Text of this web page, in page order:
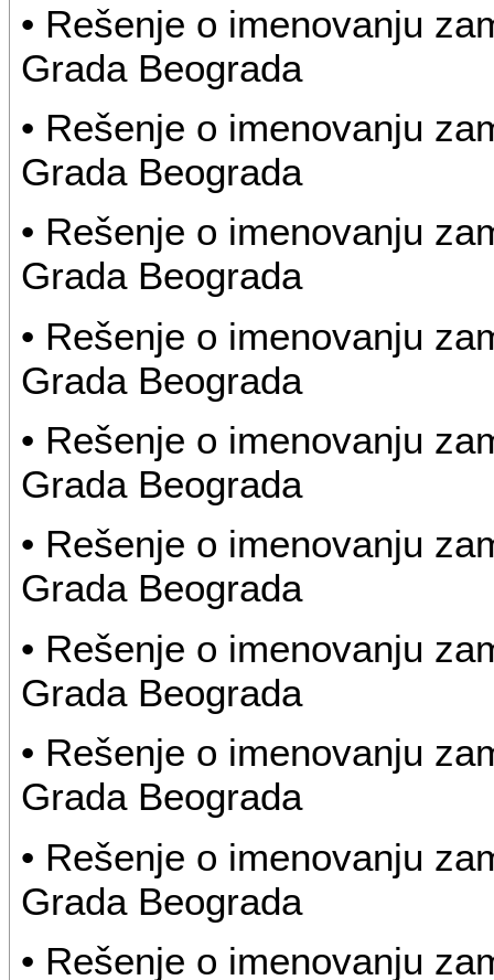
• Rešenje o imenovanju
Grada Beograda
• Rešenje o imenovanju
Grada Beograda
• Rešenje o imenovanju
Grada Beograda
• Rešenje o imenovanju
Grada Beograda
• Rešenje o imenovanju
Grada Beograda
• Rešenje o imenovanju
Grada Beograda
• Rešenje o imenovanju
Grada Beograda
• Rešenje o imenovanju
Grada Beograda
• Rešenje o imenovanju
Grada Beograda
• Rešenje o imenovanju